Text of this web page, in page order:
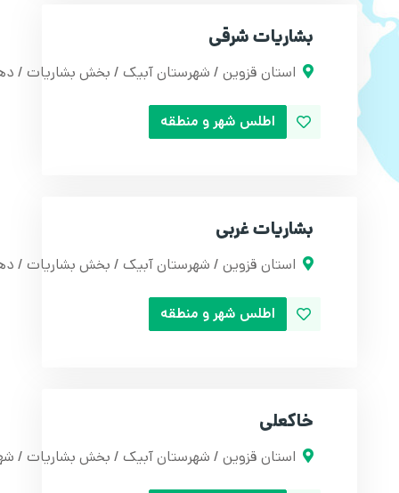
بشاریات شرقی
استان قزوین / شهرستان آبیک / بخش بشاریات /
اطلس شهر و منطقه
بشاریات غربی
استان قزوین / شهرستان آبیک / بخش بشاریات /
اطلس شهر و منطقه
خاکعلی
استان قزوین / شهرستان آبیک / بخش بشاریات /